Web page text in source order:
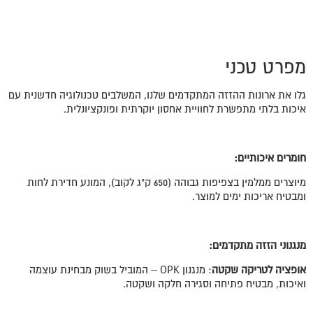
מפרט טכני
גלו את ארונות ההזזה המתקדמים שלנו, המשלבים טכנולוגיה חדשנית עם
איכות בלתי מתפשרת לחוויית אחסון יוקרתית ופונקציונלית.
חומרים איכותיים:
מיוצרים ממלמין בצפיפות גבוהה (650 ק"ג לקוב), המונע חדירת לחות
ומבטיח אריכות ימים למוצר.
מנגנוני הזזה מתקדמים:
אופציה לטריקה שקטה
: מנגנון OPK – המוביל בשוק מבחינת עוצמה
ואיכות, מבטיח פתיחה וסגירה חלקה ושקטה.